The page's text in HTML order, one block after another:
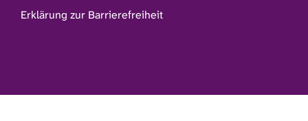
Erklärung zur Barrierefreiheit